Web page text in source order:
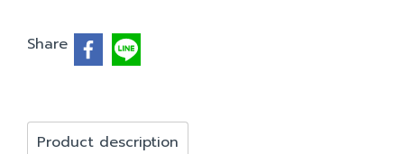
Share
Product description